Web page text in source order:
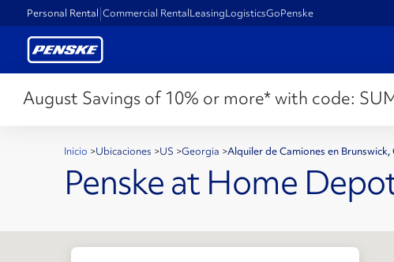
Personal Rental Commercial RentalLeasingLogisticsGoPenske
August Savings of 10% or more* with code:
Inicio >Ubicaciones >US >Georgia >Alquiler de Camiones en Brunswick,
Penske at Home